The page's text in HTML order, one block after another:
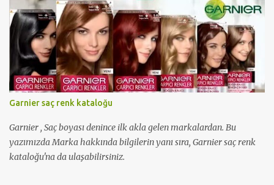
Garnier saç renk kataloğu
Garnier , Saç boyası denince ilk akla gelen markalardan. Bu
yazımızda Marka hakkında bilgilerin yanı sıra, Garnier saç renk
kataloğu'na da ulaşabilirsiniz.